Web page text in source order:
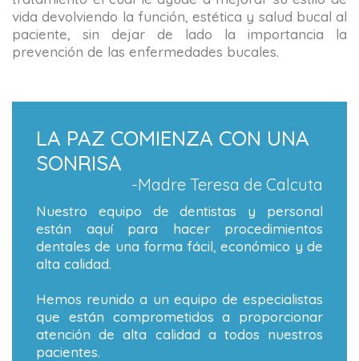
vida devolviendo la función, estética y salud bucal al
paciente, sin dejar de lado la importancia la
prevención de las enfermedades bucales.
LA PAZ COMIENZA CON UNA
SONRISA
-Madre Teresa de Calcuta
Nuestro equipo de dentistas y personal
están aquí para hacer procedimientos
dentales de una forma fácil, económico y de
alta calidad.
Hemos reunido a un equipo de especialistas
que están comprometidos a proporcionar
atención de alta calidad a todos nuestros
pacientes.